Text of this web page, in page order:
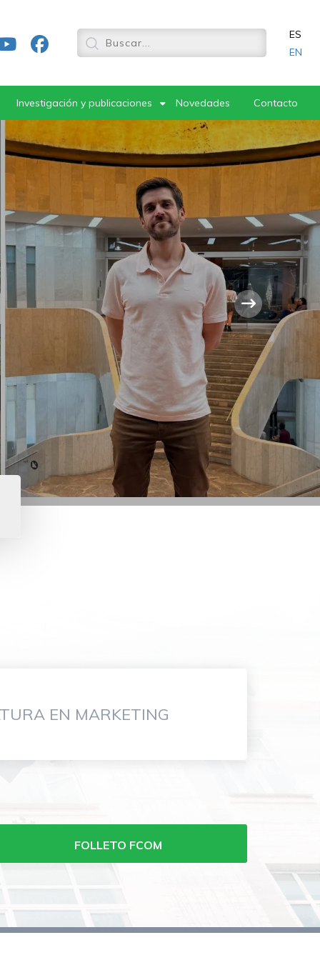
ES
EN
Investigación y publicaciones Novedades Contacto
EN MARKETING
FOLLETO FCOM